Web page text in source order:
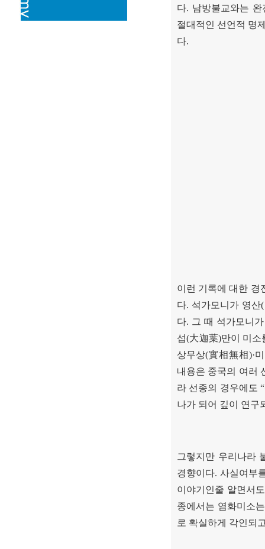
다. 남방불교와는
절대적인 선언적 명
다.
이런 기록에 대한 경
다. 석가모니가 영산(
다. 그 때 석가모니
섭(大迦葉)만이 미소
상무상(實相無相)·
내용은 중국의 여러
라 선종의 경우에도 “
나가 되어 깊이 연구
그렇지만 우리나라
경향이다. 사실여부
이야기인줄 알면서
종에서는 염화미소
로 확실하게 각인되